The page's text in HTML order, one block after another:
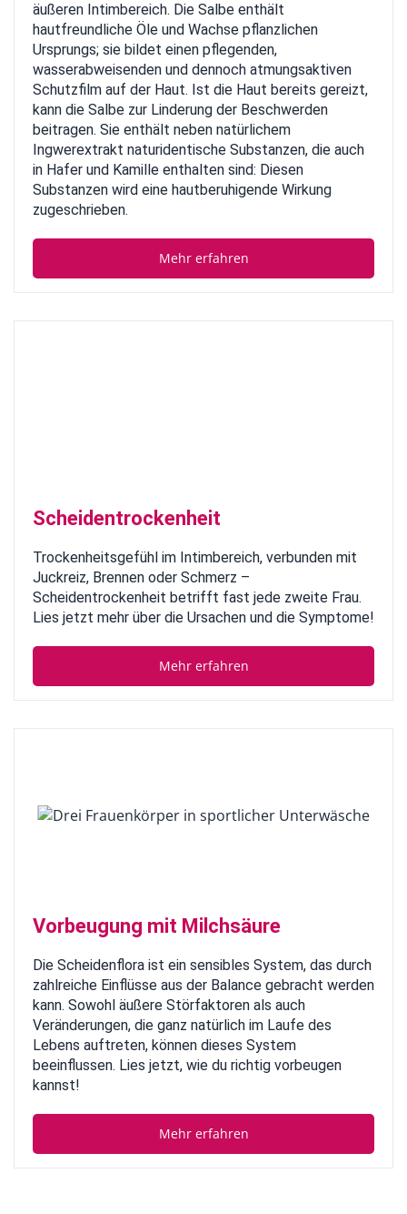
äußeren Intimbereich. Die Salbe enthält
hautfreundliche Öle und Wachse pflanzlichen
Ursprungs; sie bildet einen pflegenden,
wasserabweisenden und dennoch atmungsaktiven
Schutzfilm auf der Haut. Ist die Haut bereits gereizt,
kann die Salbe zur Linderung der Beschwerden
beitragen. Sie enthält neben natürlichem
Ingwerextrakt naturidentische Substanzen, die auch
in Hafer und Kamille enthalten sind: Diesen
Substanzen wird eine hautberuhigende Wirkung
zugeschrieben.
Mehr erfahren
Scheidentrockenheit
Trockenheitsgefühl im Intimbereich, verbunden mit
Juckreiz, Brennen oder Schmerz –
Scheidentrockenheit betrifft fast jede zweite Frau.
Lies jetzt mehr über die Ursachen und die Symptome!
Mehr erfahren
Vorbeugung mit Milchsäure
Die Scheidenflora ist ein sensibles System, das durch
zahlreiche Einflüsse aus der Balance gebracht werden
kann. Sowohl äußere Störfaktoren als auch
Veränderungen, die ganz natürlich im Laufe des
Lebens auftreten, können dieses System
beeinflussen. Lies jetzt, wie du richtig vorbeugen
kannst!
Mehr erfahren